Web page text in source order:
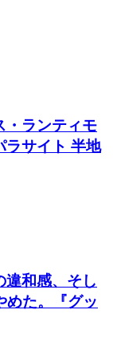
・ランティモ
ラサイト 半地
違和感、そし
めた。『グッ